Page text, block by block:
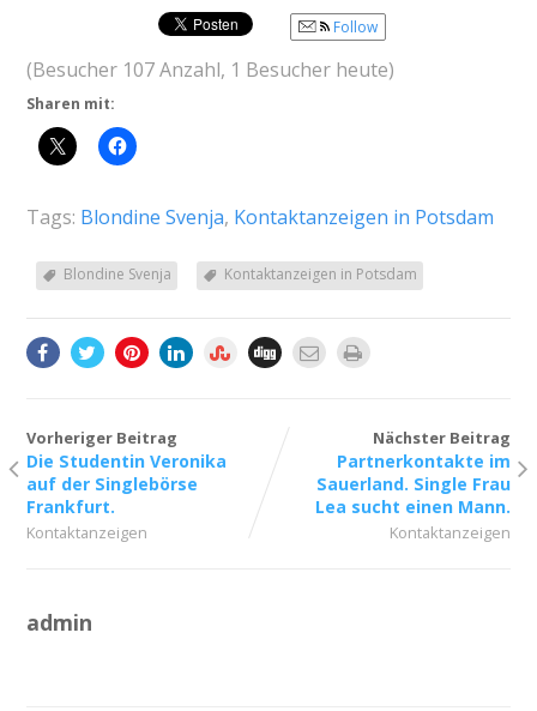
Follow
(Besucher 107 Anzahl, 1 Besucher heute)
Sharen mit:
Tags: Blondine Svenja, Kontaktanzeigen in Potsdam
Blondine Svenja Kontaktanzeigen in Potsdam
Vorheriger Beitrag
Die Studentin Veronika
auf der Singlebörse
Frankfurt.
Kontaktanzeigen
Nächster Beitrag
Partnerkontakte im
Sauerland. Single Frau
Lea sucht einen Mann.
Kontaktanzeigen
admin